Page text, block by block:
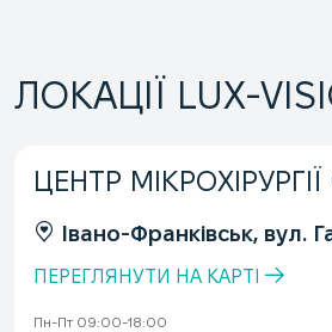
ЛОКАЦІЇ LUX-
ЦЕНТР
Івано-Франківськ, вул.
ПЕРЕГЛЯНУТИ НА КАРТІ
Пн-Пт 09:00-18:00